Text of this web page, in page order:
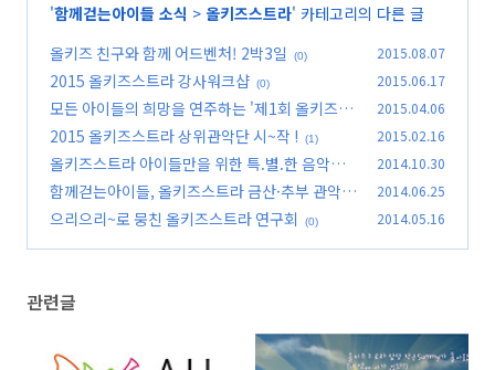
'함께걷는아이들 소식 > 올키즈스트라' 카테고리의 다른 글
올키즈 친구와 함께 어드벤처! 2박3일
(0) 2015.08.07
2015 올키즈스트라 강사워크샵 (0) 2015.06.17
모든 아이들의 희망을 연주하는 '제1회 올키즈스
트라 페스티벌' (1)
2015.04.06
2015 올키즈스트라 상위관악단 시~작 ! (1) 2015.02.16
올키즈스트라 아이들만을 위한 특.별.한 음악기
초이론교재!
(0)
2014.10.30
함께걷는아이들, 올키즈스트라 금산·추부 관악
단 운영지원금 전달식 및 현판식 (0)
2014.06.25
으리으리~로 뭉친 올키즈스트라 연구회 (0) 2014.05.16
관련글